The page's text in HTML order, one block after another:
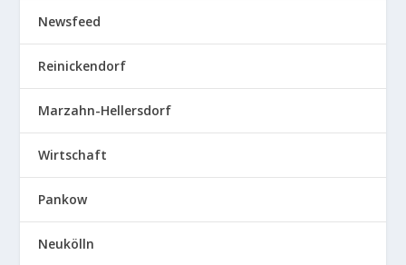
Newsfeed
Reinickendorf
Marzahn-Hellersdorf
Wirtschaft
Pankow
Neukölln